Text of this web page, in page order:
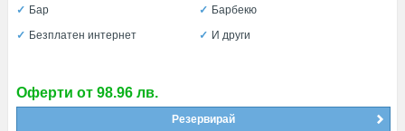
Бар
Барбекю
Безплатен интернет
И други
Оферти от 98.96 лв.
Резервирай